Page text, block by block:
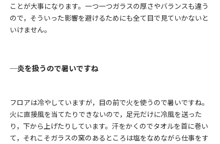
ことが大事になります。一つ一つガラスの厚さやバランスも違う
ので，そういった影響を避けるためにも全て目で見ていかないと
いけません。
─炎を扱うので暑いですね
フロアは冷やしていますが，目の前で火を使うので暑いですね。
火に直接風を当てたりできないので，足元だけに冷風を送った
り，下から上げたりしています。汗をかくのでタオルを首に巻い
て，それこそガラスの窯のあるところは塩をなめながら仕事をす